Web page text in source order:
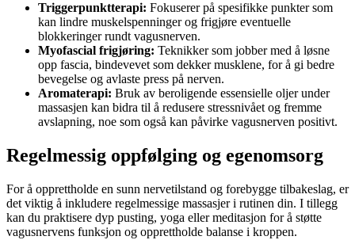
Triggerpunktterapi: Fokuserer på spesifikke punkter som
kan lindre muskelspenninger og frigjøre eventuelle
blokkeringer rundt vagusnerven.
Myofascial frigjøring: Teknikker som jobber med å løsne
opp fascia, bindevevet som dekker musklene, for å gi bedre
bevegelse og avlaste press på nerven.
Aromaterapi: Bruk av beroligende essensielle oljer under
massasjen kan bidra til å redusere stressnivået og fremme
avslapning, noe som også kan påvirke vagusnerven positivt.
Regelmessig oppfølging og egenomsorg
For å opprettholde en sunn nervetilstand og forebygge tilbakeslag, er
det viktig å inkludere regelmessige massasjer i rutinen din. I tillegg
kan du praktisere dyp pusting, yoga eller meditasjon for å støtte
vagusnervens funksjon og opprettholde balanse i kroppen.